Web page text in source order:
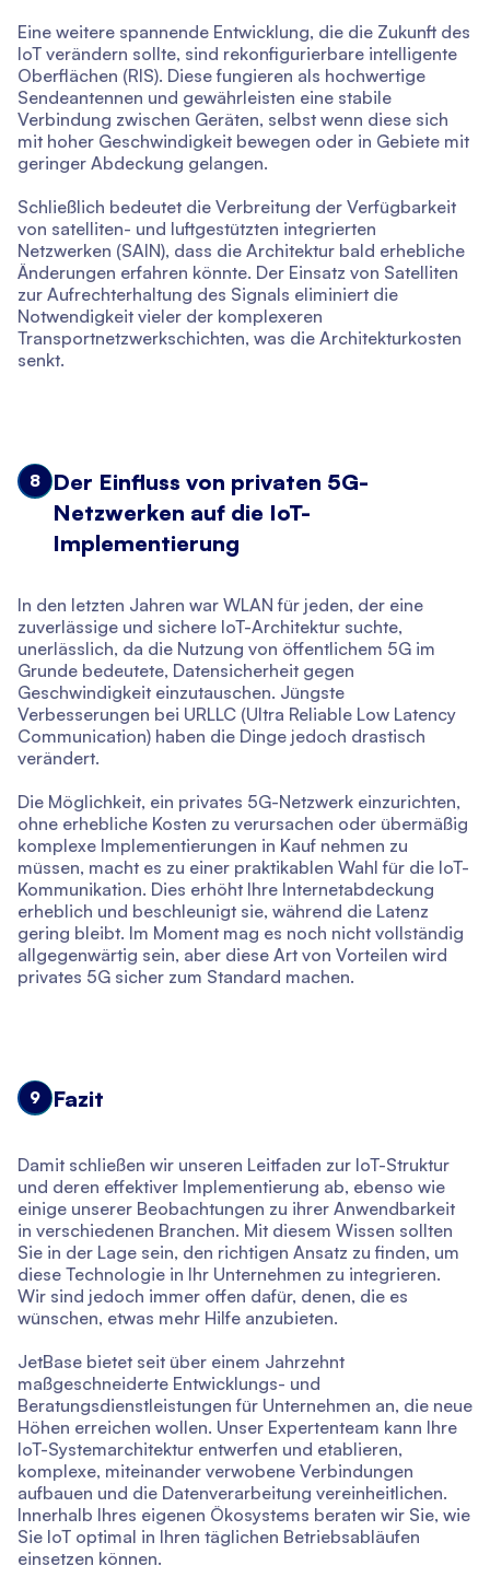
Eine weitere spannende Entwicklung, die die Zukunft des
IoT verändern sollte, sind rekonfigurierbare intelligente
Oberflächen (RIS). Diese fungieren als hochwertige
Sendeantennen und gewährleisten eine stabile
Verbindung zwischen Geräten, selbst wenn diese sich
mit hoher Geschwindigkeit bewegen oder in Gebiete mit
geringer Abdeckung gelangen.
Schließlich bedeutet die Verbreitung der Verfügbarkeit
von satelliten- und luftgestützten integrierten
Netzwerken (SAIN), dass die Architektur bald erhebliche
Änderungen erfahren könnte. Der Einsatz von Satelliten
zur Aufrechterhaltung des Signals eliminiert die
Notwendigkeit vieler der komplexeren
Transportnetzwerkschichten, was die Architekturkosten
senkt.
8
Der Einfluss von privaten 5G-
Netzwerken auf die IoT-
Implementierung
In den letzten Jahren war WLAN für jeden, der eine
zuverlässige und sichere IoT-Architektur suchte,
unerlässlich, da die Nutzung von öffentlichem 5G im
Grunde bedeutete, Datensicherheit gegen
Geschwindigkeit einzutauschen. Jüngste
Verbesserungen bei URLLC (Ultra Reliable Low Latency
Communication) haben die Dinge jedoch drastisch
verändert.
Die Möglichkeit, ein privates 5G-Netzwerk einzurichten,
ohne erhebliche Kosten zu verursachen oder übermäßig
komplexe Implementierungen in Kauf nehmen zu
müssen, macht es zu einer praktikablen Wahl für die IoT-
Kommunikation. Dies erhöht Ihre Internetabdeckung
erheblich und beschleunigt sie, während die Latenz
gering bleibt. Im Moment mag es noch nicht vollständig
allgegenwärtig sein, aber diese Art von Vorteilen wird
privates 5G sicher zum Standard machen.
9 Fazit
Damit schließen wir unseren Leitfaden zur IoT-Struktur
und deren effektiver Implementierung ab, ebenso wie
einige unserer Beobachtungen zu ihrer Anwendbarkeit
in verschiedenen Branchen. Mit diesem Wissen sollten
Sie in der Lage sein, den richtigen Ansatz zu finden, um
diese Technologie in Ihr Unternehmen zu integrieren.
Wir sind jedoch immer offen dafür, denen, die es
wünschen, etwas mehr Hilfe anzubieten.
JetBase bietet seit über einem Jahrzehnt
maßgeschneiderte Entwicklungs- und
Beratungsdienstleistungen für Unternehmen an, die neue
Höhen erreichen wollen. Unser Expertenteam kann Ihre
IoT-Systemarchitektur entwerfen und etablieren,
komplexe, miteinander verwobene Verbindungen
aufbauen und die Datenverarbeitung vereinheitlichen.
Innerhalb Ihres eigenen Ökosystems beraten wir Sie, wie
Sie IoT optimal in Ihren täglichen Betriebsabläufen
einsetzen können.